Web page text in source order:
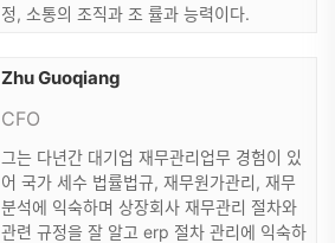
정, 소통의 조직과 조 률과 능력이다.
Zhu Guoqiang
CFO
그는 다년간 대기업 재무관리업무 경험이 있
어 국가 세수 법률법규, 재무원가관리, 재무
분석에 익숙하며 상장회사 재무관리 절차와
관련 규정을 잘 알고 erp 절차 관리에 익숙하